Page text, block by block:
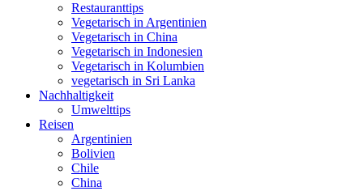
Restauranttips
Vegetarisch in Argentinien
Vegetarisch in China
Vegetarisch in Indonesien
Vegetarisch in Kolumbien
vegetarisch in Sri Lanka
Nachhaltigkeit
Umwelttips
Reisen
Argentinien
Bolivien
Chile
China